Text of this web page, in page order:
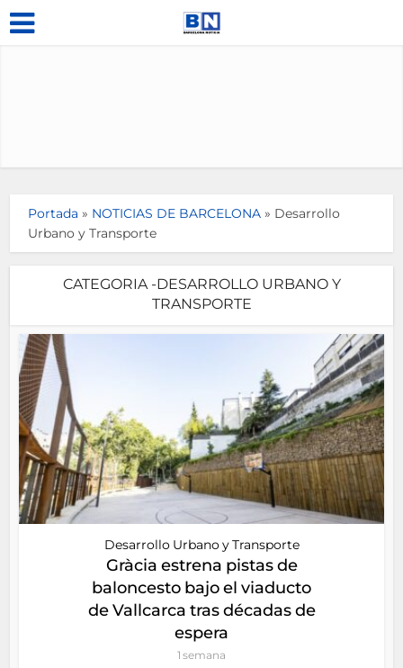
Portada » NOTICIAS DE BARCELONA » Desarrollo
Urbano y Transporte
CATEGORIA -DESARROLLO URBANO Y
TRANSPORTE
Desarrollo Urbano y Transporte
Gràcia estrena pistas de
baloncesto bajo el viaducto
de Vallcarca tras décadas de
espera
1 semana